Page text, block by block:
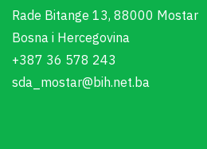
Rade Bitange 13, 88000 Mostar
Bosna i Hercegovina
+387 36 578 243
sda_mostar@bih.net.ba